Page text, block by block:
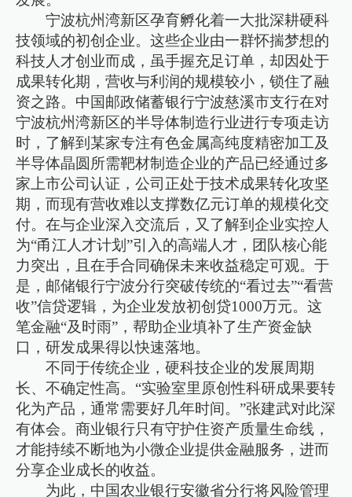
宁波杭州湾新区孕育孵化着一大批深耕硬科
技领域的初创企业。这些企业由一群怀揣梦想的
科技人才创业而成，虽手握充足订单，却因处于
成果转化期，营收与利润的规模较小，锁住了融
资之路。中国邮政储蓄银行宁波慈溪市支行在对
宁波杭州湾新区的半导体制造行业进行专项走访
时，了解到某家专注有色金属高纯度精密加工及
半导体晶圆所需靶材制造企业的产品已经通过多
家上市公司认证，公司正处于技术成果转化攻坚
期，而现有营收难以支撑数亿元订单的规模化交
付。在与企业深入交流后，又了解到企业实控人
为“甬江人才计划”引入的高端人才，团队核心能
力突出，且在手合同确保未来收益稳定可观。于
是，邮储银行宁波分行突破传统的“看过去”“看营
收”信贷逻辑，为企业发放初创贷1000万元。这
笔金融“及时雨”，帮助企业填补了生产资金缺
口，研发成果得以快速落地。
不同于传统企业，硬科技企业的发展周期
长、不确定性高。“实验室里原创性科研成果要转
化为产品，通常需要好几年时间。”张建武对此深
有体会。商业银行只有守护住资产质量生命线，
才能持续不断地为小微企业提供金融服务，进而
分享企业成长的收益。
为此，中国农业银行安徽省分行将风险管理